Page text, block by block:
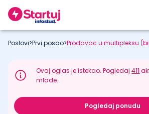
Poslovi>Prvi posao>Prodavac u multipleksu
Ovaj oglas je istekao. Pogledaj411
mlade.
Pogledaj ponudu